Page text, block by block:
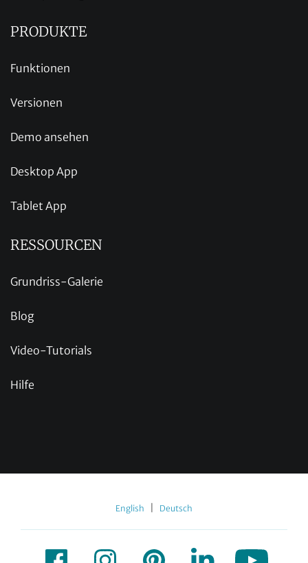
PRODUKTE
Funktionen
Versionen
Demo ansehen
Desktop App
Tablet App
RESSOURCEN
Grundriss-Galerie
Blog
Video-Tutorials
Hilfe
English Deutsch